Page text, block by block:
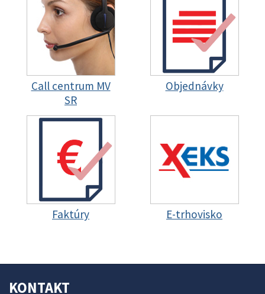
Call centrum MV
SR
Objednávky
Faktúry E-trhovisko
KONTAKT